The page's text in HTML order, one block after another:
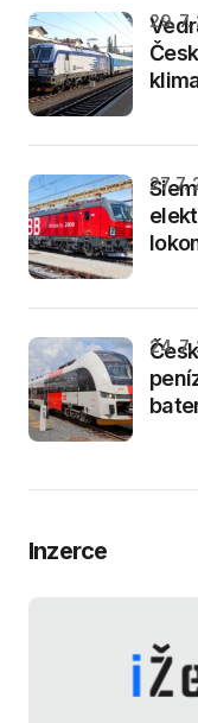
29.
27. 7.
24.
Inzerce